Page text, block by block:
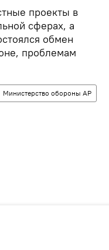
проекты в
сферах, а
обмен
проблемам
Министерство обороны АР